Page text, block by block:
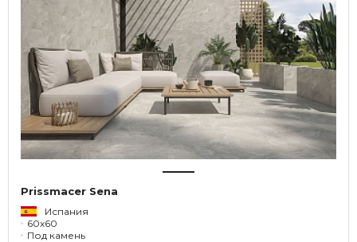
Prissmacer Sena
Испания
60x60
Под камень